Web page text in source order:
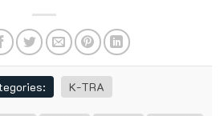
K-TRA